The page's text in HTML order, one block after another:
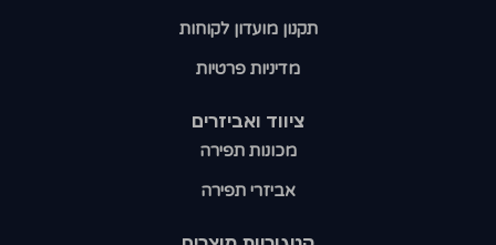
ציווד ואביזרים
מכונות תפירה
אביזרי תפירה
תקנון מועדון לקוחות
מדיניות פרטיות